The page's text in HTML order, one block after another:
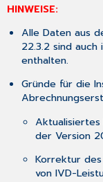
Neues
KVDT-
Prüfmodul
1.4
die
durch
Update
erfolgt
sind
1.5
HINWEISE:
Alle Daten aus
22.3.2 sind auch
enthalten.
Gründe für die
der Version
Korrektur
von IVD-